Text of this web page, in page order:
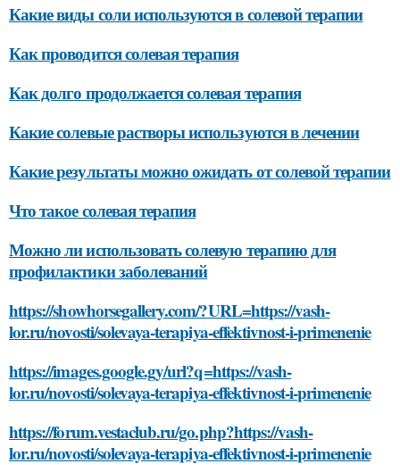
Какие виды соли используются в солевой терапии
Как проводится солевая терапия
Как долго продолжается солевая терапия
Какие солевые растворы используются в лечении
Какие результаты можно ожидать от солевой терапии
Что такое солевая терапия
Можно ли использовать солевую терапию для
профилактики заболеваний
https://showhorsegallery.com/?URL=https://vash-
lor.ru/novosti/solevaya-terapiya-effektivnost-i-primenenie
https://images.google.gy/url?q=https://vash-
lor.ru/novosti/solevaya-terapiya-effektivnost-i-primenenie
https://forum.vestaclub.ru/go.php?https://vash-
lor.ru/novosti/solevaya-terapiya-effektivnost-i-primenenie